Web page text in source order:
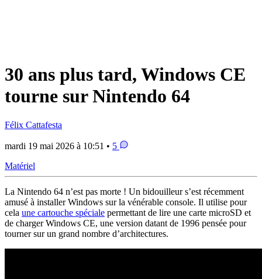
30 ans plus tard, Windows CE
tourne sur Nintendo 64
Félix Cattafesta
mardi 19 mai 2026 à 10:51 • 5
Matériel
La Nintendo 64 n’est pas morte ! Un bidouilleur s’est récemment
amusé à installer Windows sur la vénérable console. Il utilise pour
cela une cartouche spéciale permettant de lire une carte microSD et
de charger Windows CE, une version datant de 1996 pensée pour
tourner sur un grand nombre d’architectures.